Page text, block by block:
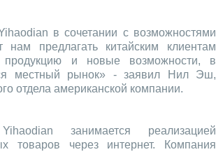
в сочетании с возможностями
нам предлагать китайским клиентам
и новые возможности, в
местный рынок» - заявил Нил Эш,
отдела американской компании.
занимается реализацией
товаров через интернет. Компания